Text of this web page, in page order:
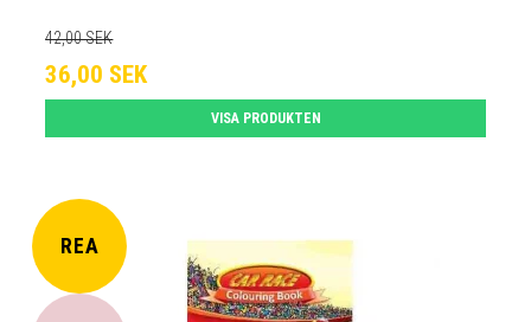
42,00 SEK
36,00 SEK
VISA PRODUKTEN
REA